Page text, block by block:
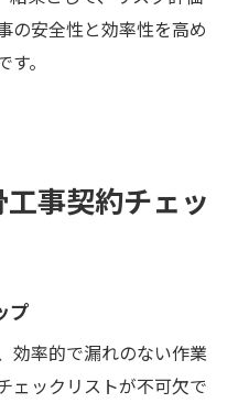
の安全性と効率性を高め
。
事契約チェッ
プ
効率的で漏れのない作業
ェックリストが不可欠で